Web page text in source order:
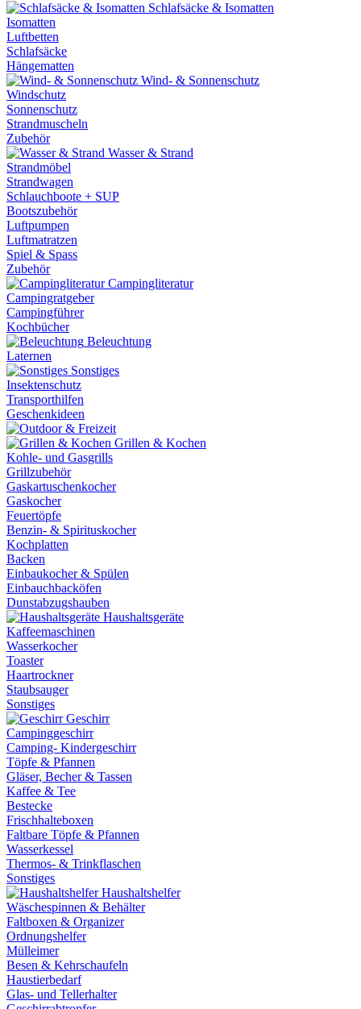
Schlafsäcke & Isomatten
Isomatten
Luftbetten
Schlafsäcke
Hängematten
Wind- & Sonnenschutz
Windschutz
Sonnenschutz
Strandmuscheln
Zubehör
Wasser & Strand
Strandmöbel
Strandwagen
Schlauchboote + SUP
Bootszubehör
Luftpumpen
Luftmatratzen
Spiel & Spass
Zubehör
Campingliteratur
Campingratgeber
Campingführer
Kochbücher
Beleuchtung
Laternen
Sonstiges
Insektenschutz
Transporthilfen
Geschenkideen
Grillen & Kochen
Kohle- und Gasgrills
Grillzubehör
Gaskartuschenkocher
Gaskocher
Feuertöpfe
Benzin- & Spirituskocher
Kochplatten
Backen
Einbaukocher & Spülen
Einbauchbacköfen
Dunstabzugshauben
Haushaltsgeräte
Kaffeemaschinen
Wasserkocher
Toaster
Haartrockner
Staubsauger
Sonstiges
Geschirr
Campinggeschirr
Camping- Kindergeschirr
Töpfe & Pfannen
Gläser, Becher & Tassen
Kaffee & Tee
Bestecke
Frischhalteboxen
Faltbare Töpfe & Pfannen
Wasserkessel
Thermos- & Trinkflaschen
Sonstiges
Haushaltshelfer
Wäschespinnen & Behälter
Faltboxen & Organizer
Ordnungshelfer
Mülleimer
Besen & Kehrschaufeln
Haustierbedarf
Glas- und Tellerhalter